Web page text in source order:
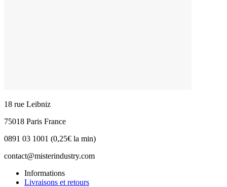
18 rue Leibniz
75018 Paris France
0891 03 1001 (0,25€ la min)
contact@misterindustry.com
Informations
Livraisons et retours